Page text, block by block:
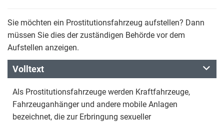
Sie möchten ein Prostitutionsfahrzeug aufstellen? Dann
müssen Sie dies der zuständigen Behörde vor dem
Aufstellen anzeigen.
Volltext
Als Prostitutionsfahrzeuge werden Kraftfahrzeuge,
Fahrzeuganhänger und andere mobile Anlagen
bezeichnet, die zur Erbringung sexueller